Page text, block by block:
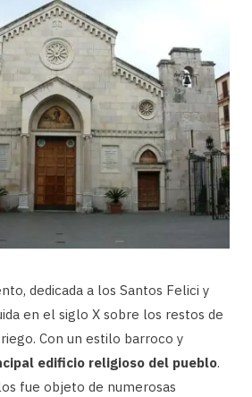
dedicada a los Santos Felici y
en el siglo X sobre los restos de
Con un estilo barroco y
edificio religioso del pueblo.
fue objeto de numerosas